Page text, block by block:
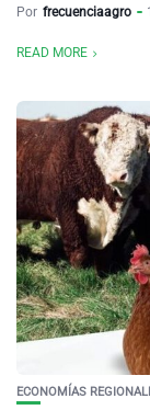
Por frecuenciaagro
READ MORE
ECONOMÍAS